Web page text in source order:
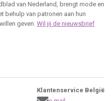
van Nederland, brengt mode en
behulp van patronen aan hun
geven. Wil jij de nieuwsbrief
Klantenservice België